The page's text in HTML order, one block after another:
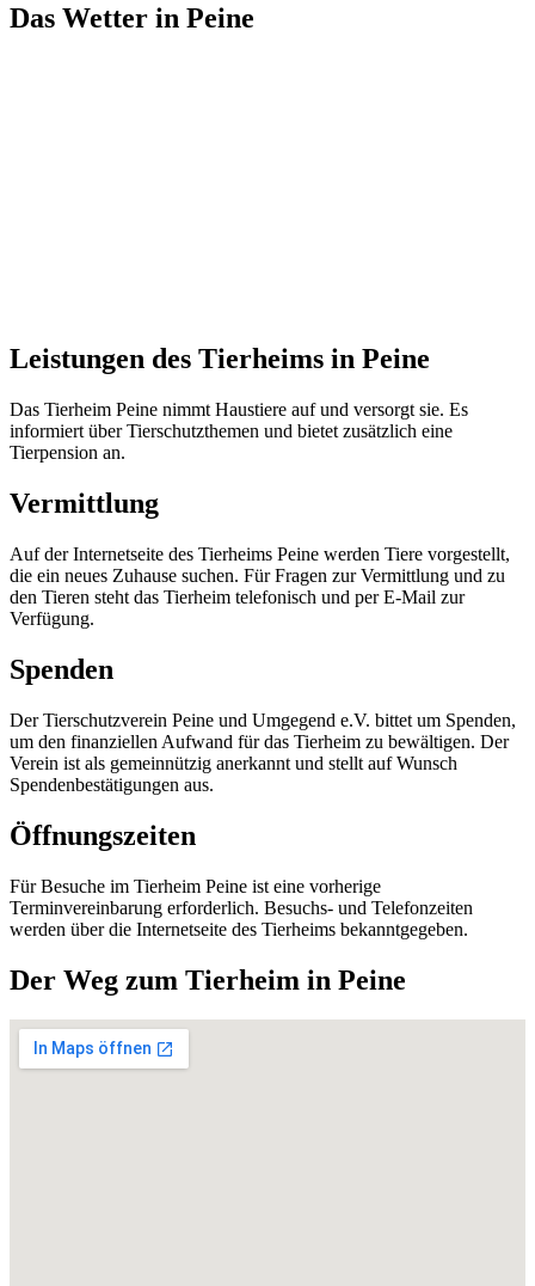
Das Wetter in Peine
Leistungen des Tierheims in Peine
Das Tierheim Peine nimmt Haustiere auf und versorgt sie. Es
informiert über Tierschutzthemen und bietet zusätzlich eine
Tierpension an.
Vermittlung
Auf der Internetseite des Tierheims Peine werden Tiere vorgestellt,
die ein neues Zuhause suchen. Für Fragen zur Vermittlung und zu
den Tieren steht das Tierheim telefonisch und per E-Mail zur
Verfügung.
Spenden
Der Tierschutzverein Peine und Umgegend e.V. bittet um Spenden,
um den finanziellen Aufwand für das Tierheim zu bewältigen. Der
Verein ist als gemeinnützig anerkannt und stellt auf Wunsch
Spendenbestätigungen aus.
Öffnungszeiten
Für Besuche im Tierheim Peine ist eine vorherige
Terminvereinbarung erforderlich. Besuchs- und Telefonzeiten
werden über die Internetseite des Tierheims bekanntgegeben.
Der Weg zum Tierheim in Peine